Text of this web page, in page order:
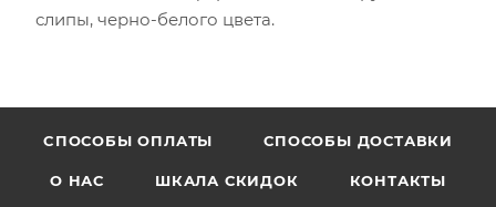
слипы, черно-белого цвета.
CПОСОБЫ ОПЛАТЫ СПОСОБЫ ДОСТАВКИ
О НАС ШКАЛА СКИДОК КОНТАКТЫ